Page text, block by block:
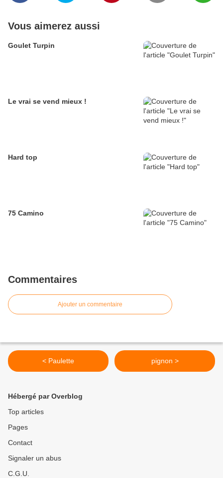
Vous aimerez aussi
Goulet Turpin
Le vrai se vend mieux !
Hard top
75 Camino
Commentaires
Ajouter un commentaire
< Paulette pignon >
Hébergé par Overblog
Top articles
Pages
Contact
Signaler un abus
C.G.U.